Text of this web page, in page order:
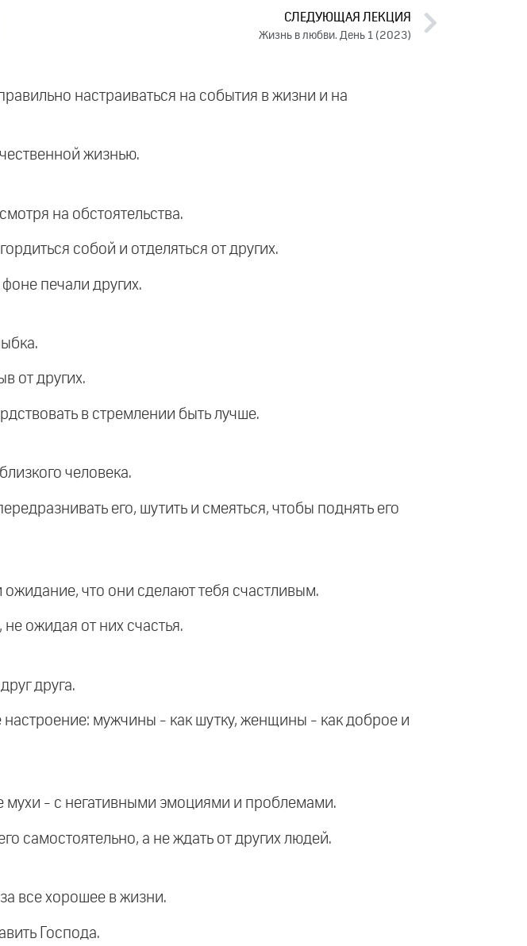
СЛЕДУЮЩАЯ ЛЕКЦИЯ
Жизнь в любви. День 1 (2023)
настраиваться на события в жизни и на
жизнью.
на обстоятельства.
собой и отделяться от других.
печали других.
от других.
в стремлении быть лучше.
человека.
его, шутить и смеяться, чтобы поднять его
ожидание, что они сделают тебя счастливым.
ожидая от них счастья.
друга.
мужчины - как шутку, женщины - как доброе и
мухи - с негативными эмоциями и проблемами.
самостоятельно, а не ждать от других людей.
все хорошее в жизни.
Господа.